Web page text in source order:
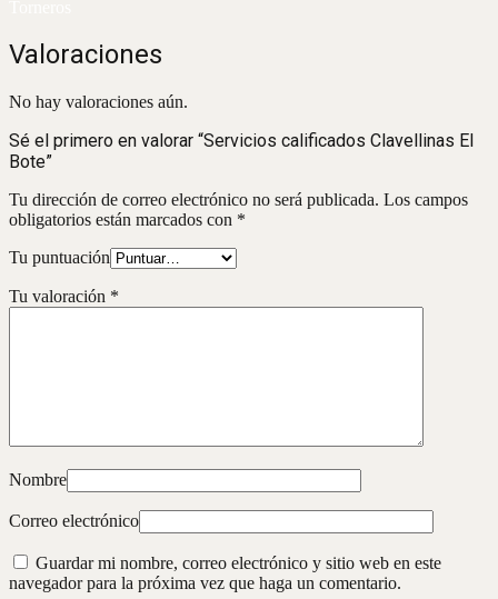
Valoraciones
No hay valoraciones aún.
Sé el primero en valorar “Servicios calificados Clavellinas El
Bote”
Tu dirección de correo electrónico no será publicada. Los campos
obligatorios están marcados con *
Tu puntuación
Tu valoración *
Nombre
Correo electrónico
Guardar mi nombre, correo electrónico y sitio web en este
navegador para la próxima vez que haga un comentario.